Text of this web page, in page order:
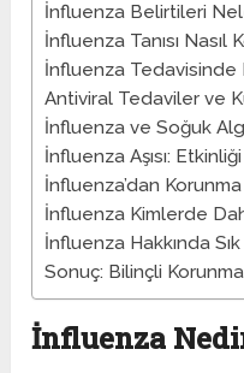
İnfluenza Belirtileri
İnfluenza Tanısı Nasıl
İnfluenza Tedavisinde
Antiviral Tedaviler ve
İnfluenza ve Soğuk
İnfluenza Aşısı:
İnfluenza’dan Korunma
İnfluenza Kimlerde
İnfluenza Hakkında
Sonuç: Bilinçli
İnfluenza